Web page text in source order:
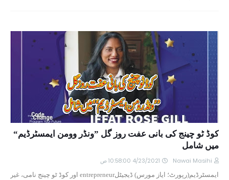
کوڈ ٹو چینج کی بانی عفت روز گل ”ونڈر وومن ایمسٹرڈیم“
میں شامل
Nawai Masihi 4/23/2021 10:58:00 ص
ایمسٹرڈیم(رپورٹ؛ ایاز مورس) ڈیجیٹلentrepreneur اور کوڈ ٹو چینج نامی، غیر